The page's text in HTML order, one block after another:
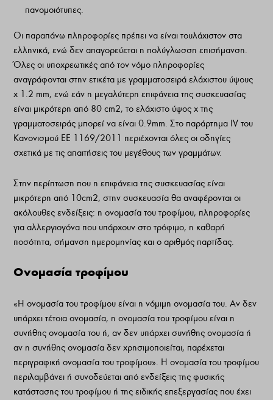
πανομοιότυπες.
Οι παραπάνω πληροφορίες πρέπει να είναι τουλάχιστον στα
ελληνικά, ενώ δεν απαγορεύεται η πολύγλωσση επισήμανση.
Όλες οι υποχρεωτικές από τον νόμο πληροφορίες
αναγράφονται στην ετικέτα με γραμματοσειρά ελάχιστου ύψους
x 1.2 mm, ενώ εάν η μεγαλύτερη επιφάνεια της συσκευασίας
είναι μικρότερη από 80 cm2, το ελάχιστο ύψος x της
γραμματοσειράς μπορεί να είναι 0.9mm. Στο παράρτημα IV του
Κανονισμού ΕΕ 1169/2011 περιέχονται όλες οι οδηγίες
σχετικά με τις απαιτήσεις του μεγέθους των γραμμάτων.
Στην περίπτωση που η επιφάνεια της συσκευασίας είναι
μικρότερη από 10cm2, στην συσκευασία θα αναφέρονται οι
ακόλουθες ενδείξεις: η ονομασία του τροφίμου, πληροφορίες
για αλλεργιογόνα που υπάρχουν στο τρόφιμο, η καθαρή
ποσότητα, σήμανση ημερομηνίας και ο αριθμός παρτίδας.
Ονομασία τροφίμου
«Η ονομασία του τροφίμου είναι η νόμιμη ονομασία του. Αν δεν
υπάρχει τέτοια ονομασία, η ονομασία του τροφίμου είναι η
συνήθης ονομασία του ή, αν δεν υπάρχει συνήθης ονομασία ή
αν η συνήθης ονομασία δεν χρησιμοποιείται, παρέχεται
περιγραφική ονομασία του τροφίμου». Η ονομασία του τροφίμου
περιλαμβάνει ή συνοδεύεται από ενδείξεις της φυσικής
κατάστασης του τροφίμου ή της ειδικής επεξεργασίας που έχει